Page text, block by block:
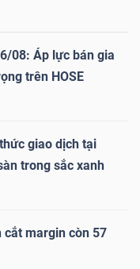
08: Áp lực bán gia
trên HOSE
giao dịch tại
trong sắc xanh
cắt margin còn 57
quan